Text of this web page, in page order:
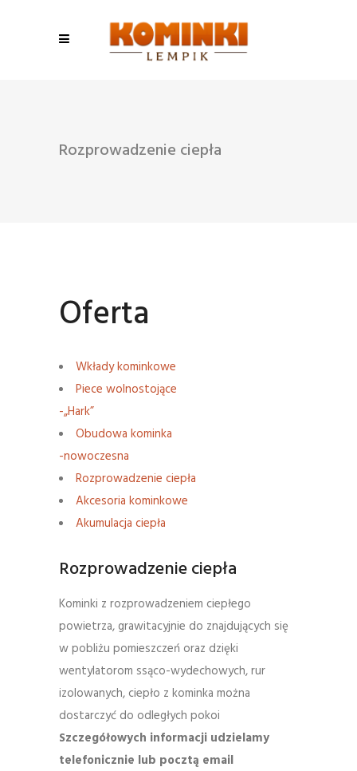
Rozprowadzenie ciepła
Oferta
Wkłady kominkowe
Piece wolnostojące
-„Hark”
Obudowa kominka
-nowoczesna
Rozprowadzenie ciepła
Akcesoria kominkowe
Akumulacja ciepła
Rozprowadzenie ciepła
Kominki z rozprowadzeniem ciepłego
powietrza, grawitacyjnie do znajdujących się
w pobliżu pomieszczeń oraz dzięki
wentylatorom ssąco-wydechowych, rur
izolowanych, ciepło z kominka można
dostarczyć do odległych pokoi
Szczegółowych informacji udzielamy
telefonicznie lub pocztą email